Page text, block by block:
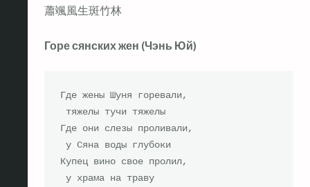
蕭颯風生斑竹林
Горе сянских жен (Чэнь Юй)
Где жены Шуня горевали,
тяжелы тучи тяжелы
Где они слезы проливали,
у Сяна воды глубоки
Купец вино свое пролил,
у храма на траву